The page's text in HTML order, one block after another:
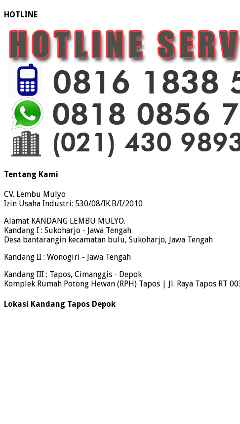
HOTLINE
Tentang Kami
CV. Lembu Mulyo
Izin Usaha Industri: 530/08/IK.B/I/2010
Alamat KANDANG LEMBU MULYO.
Kandang I : Sukoharjo - Jawa Tengah
Desa bantarangin kecamatan bulu, Sukoharjo, Jawa Tengah
Kandang II : Wonogiri - Jawa Tengah
Kandang III : Tapos, Cimanggis - Depok
Komplek Rumah Potong Hewan (RPH) Tapos | Jl. Raya Tapos RT
Lokasi Kandang Tapos Depok